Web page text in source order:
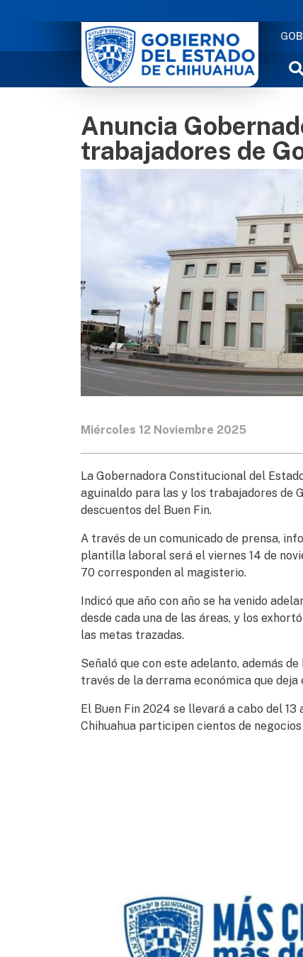
Anuncia
trabajadores de
Miércoles 12 Noviembre 2025
La Gobernadora Constitucional del
aguinaldo para las y los trabajadores de
descuentos del Buen Fin.
A través de un comunicado de prensa,
plantilla laboral será el viernes 14 de
70 corresponden al magisterio.
Indicó que año con año se ha venido
desde cada una de las áreas, y los
las metas trazadas.
Señaló que con este adelanto, además
través de la derrama económica que
El Buen Fin 2024 se llevará a cabo del
Chihuahua participen cientos de